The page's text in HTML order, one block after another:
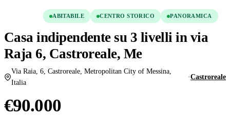
ABITABILE CENTRO STORICO PANORAMICA
Casa indipendente su 3 livelli in via
Raja 6, Castroreale, Me
Via Raia, 6, Castroreale, Metropolitan City of Messina,
Italia
·Castroreale
€90.000